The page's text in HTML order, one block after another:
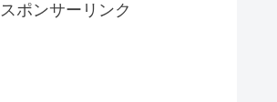
スポンサーリンク